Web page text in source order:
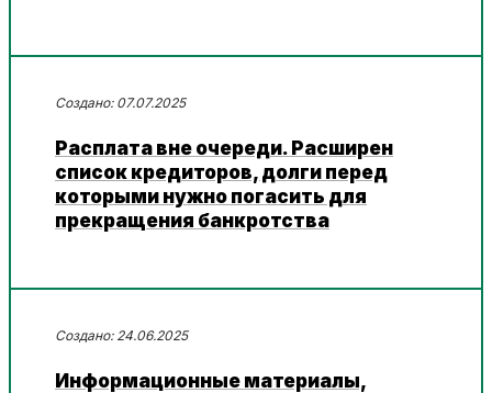
07.07.2025
Расплата вне очереди. Расширен
список кредиторов, долги перед
которыми нужно погасить для
прекращения банкротства
24.06.2025
Информационные материалы,